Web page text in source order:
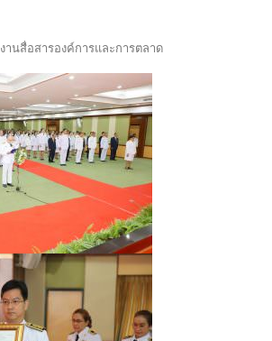
งานสื่อสารองค์การและการตลาด